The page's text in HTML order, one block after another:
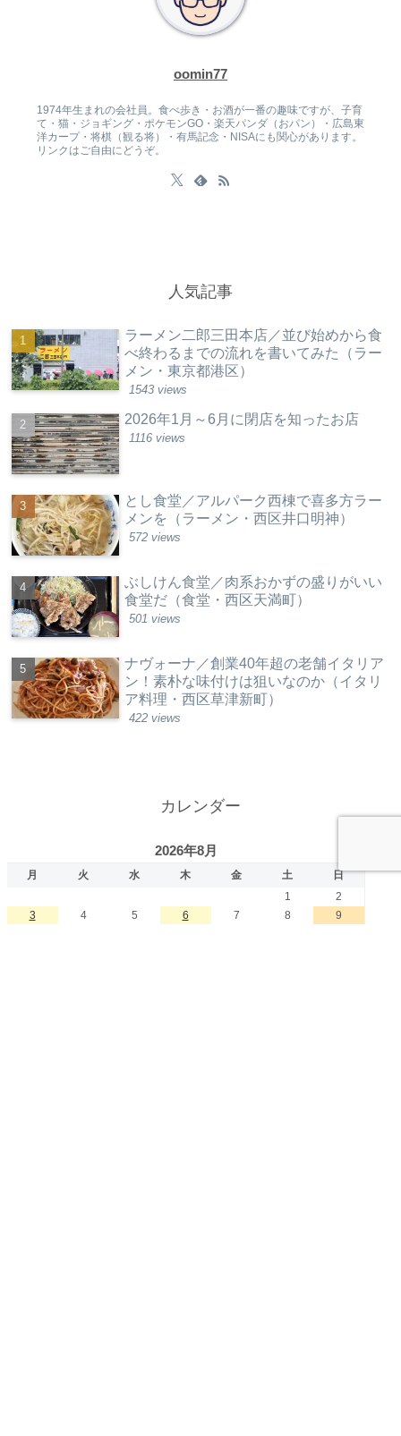
oomin77
1974年生まれの会社員。食べ歩き・お酒が一番の趣味ですが、子育
て・猫・ジョギング・ポケモンGO・楽天パンダ（おパン）・広島東
洋カープ・将棋（観る将）・有馬記念・NISAにも関心があります。
リンクはご自由にどうぞ。
人気記事
ラーメン二郎三田本店／並び始めから食
べ終わるまでの流れを書いてみた（ラー
メン・東京都港区）
1543 views
2026年1月～6月に閉店を知ったお店
1116 views
とし食堂／アルパーク西棟で喜多方ラー
メンを（ラーメン・西区井口明神）
572 views
ぶしけん食堂／肉系おかずの盛りがいい
食堂だ（食堂・西区天満町）
501 views
ナヴォーナ／創業40年超の老舗イタリア
ン！素朴な味付けは狙いなのか（イタリ
ア料理・西区草津新町）
422 views
カレンダー
2026年8月
月 火 水 木 金 土
日
1
2
3
4 5 6 7 8
9